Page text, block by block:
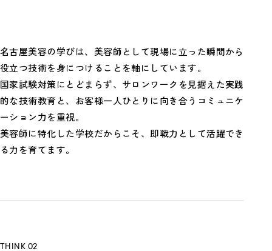
名古屋美容の学びは、美容師として現場に立った瞬間から
役立つ技術を身につけることを軸にしています。
国家試験対策にとどまらず、サロンワークを見据えた実践
的な技術教育と、お客様一人ひとりに向き合うコミュニケ
ーション力を重視。
美容師に特化した学校だからこそ、即戦力として活躍でき
る力を育てます。
THINK 02